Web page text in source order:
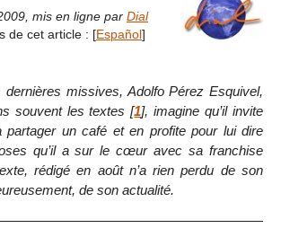
mis en ligne par Dial
de cet article : [Español]
missives, Adolfo Pérez Esquivel,
souvent les textes [1], imagine qu’il invite
partager un café et en profite pour lui dire
qu’il a sur le cœur avec sa franchise
rédigé en août n’a rien perdu de son
de son actualité.